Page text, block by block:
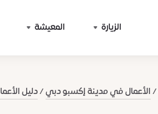
الزيارة المعيشة
الأعمال في مدينة إكسبو دبي دليل